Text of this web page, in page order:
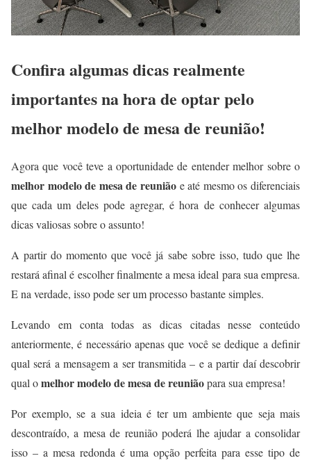
Confira algumas dicas realmente
importantes na hora de optar pelo
melhor modelo de mesa de reunião!
Agora que você teve a oportunidade de entender melhor sobre o
melhor modelo de mesa de reunião e até mesmo os diferenciais
que cada um deles pode agregar, é hora de conhecer algumas
dicas valiosas sobre o assunto!
A partir do momento que você já sabe sobre isso, tudo que lhe
restará afinal é escolher finalmente a mesa ideal para sua empresa.
E na verdade, isso pode ser um processo bastante simples.
Levando em conta todas as dicas citadas nesse conteúdo
anteriormente, é necessário apenas que você se dedique a definir
qual será a mensagem a ser transmitida – e a partir daí descobrir
qual omelhor modelo de mesa de reuniãopara sua empresa!
Por exemplo, se a sua ideia é ter um ambiente que seja mais
descontraído, a mesa de reunião poderá lhe ajudar a consolidar
isso – a mesa redonda é uma opção perfeita para esse tipo de